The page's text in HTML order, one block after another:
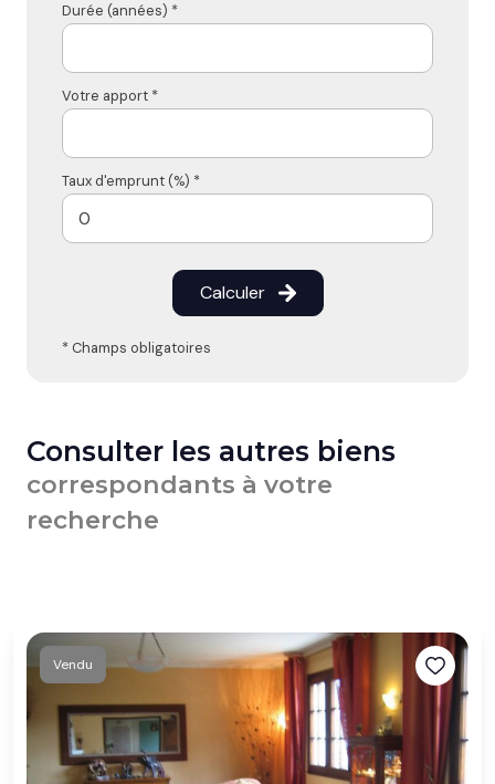
Durée (années) *
Votre apport *
Taux d'emprunt (%) *
Calculer
* Champs obligatoires
Consulter les autres biens
correspondants à votre
recherche
Vendu